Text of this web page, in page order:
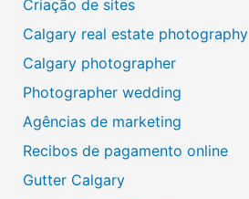
Criação de sites
Calgary real estate photography
Calgary photographer
Photographer wedding
Agências de marketing
Recibos de pagamento online
Gutter Calgary